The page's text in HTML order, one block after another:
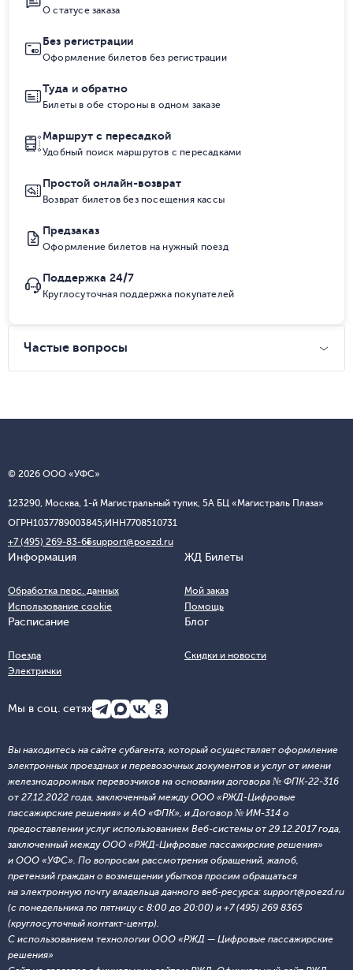
О статусе заказа
Без регистрации
Оформление билетов без регистрации
Туда и обратно
Билеты в обе стороны в одном заказе
Маршрут с пересадкой
Удобный поиск маршрутов с пересадками
Простой онлайн-возврат
Возврат билетов без посещения кассы
Предзаказ
Оформление билетов на нужный поезд
Поддержка 24/7
Круглосуточная поддержка покупателей
Частые вопросы
© 2026 ООО «УФС»
123290, Москва, 1-й Магистральный тупик, 5А БЦ «Магистраль Плаза»
ОГРН1037789003845;ИНН7708510731
+7 (495) 269-83-65support@poezd.ru
Информация
Обработка перс. данных
Использование cookie
ЖД Билеты
Мой заказ
Помощь
Расписание
Поезда
Электрички
Блог
Скидки и новости
Мы в соц. сетях
Вы находитесь на сайте субагента, который осуществляет оформление
электронных проездных и перевозочных документов и услуг от имени
железнодорожных перевозчиков на основании договора № ФПК-22-316
от 27.12.2022 года, заключенный между ООО «РЖД-Цифровые
пассажирские решения» и АО «ФПК», и Договор № ИМ-314 о
предоставлении услуг использованием Веб-системы от 29.12.2017 года,
заключенный между ООО «РЖД-Цифровые пассажирские решения»
и ООО «УФС». По вопросам рассмотрения обращений, жалоб,
претензий граждан о возмещении убытков просим обращаться
на электронную почту владельца данного веб-ресурса: support@poezd.ru
(с понедельника по пятницу с 8:00 до 20:00) и +7 (495) 269 8365
(круглосуточный контакт-центр).
С использованием технологии ООО «РЖД — Цифровые пассажирские
решения»